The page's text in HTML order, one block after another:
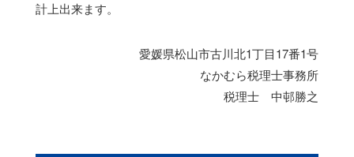
計上出来ます。
愛媛県松山市古川北1丁目17番1号
なかむら税理士事務所
税理士 中邨勝之